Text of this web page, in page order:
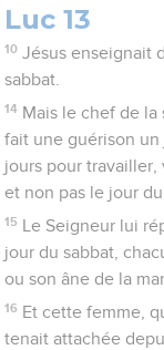
Luc 13
10 Jésus enseignait
sabbat.
14 Mais le chef de
fait une guérison un
jours pour
et non pas le jour
15
Le Seigneur lui
jour du sabbat,
ou son âne de la
16 Et cette femme,
tenait attachée